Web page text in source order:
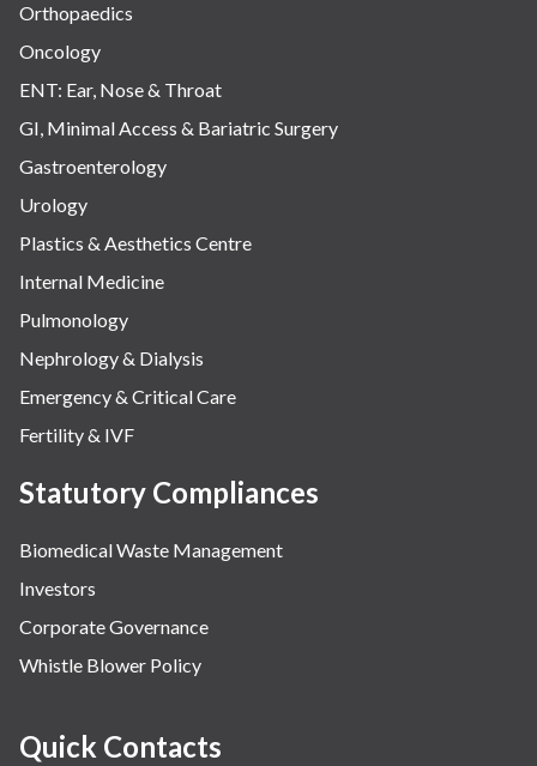
Orthopaedics
Oncology
ENT: Ear, Nose & Throat
GI, Minimal Access & Bariatric Surgery
Gastroenterology
Urology
Plastics & Aesthetics Centre
Internal Medicine
Pulmonology
Nephrology & Dialysis
Emergency & Critical Care
Fertility & IVF
Statutory Compliances
Biomedical Waste Management
Investors
Corporate Governance
Whistle Blower Policy
Quick Contacts